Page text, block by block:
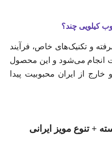
کیلویی چند؟
و تکنیک‌های خاص، فرآیند
انجام می‌شود و این محصول
از ایران محبوبیت پیدا
+ تنوع مویز ایرانی